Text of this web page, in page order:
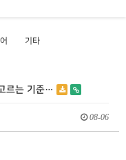
기타
르는 기준…
08-06